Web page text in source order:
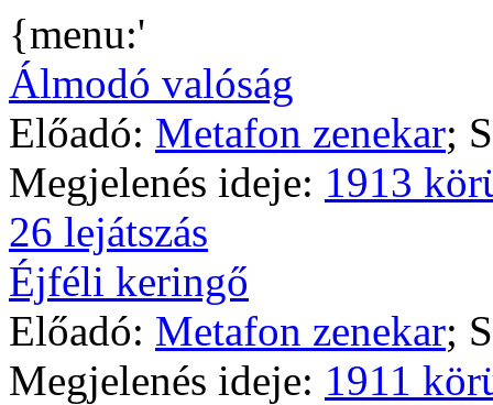
{menu:'
Álmodó valóság
Előadó: Metafon zenekar;
Megjelenés ideje: 1913
26 lejátszás
Éjféli keringő
Előadó: Metafon zenekar;
Megjelenés ideje: 1911